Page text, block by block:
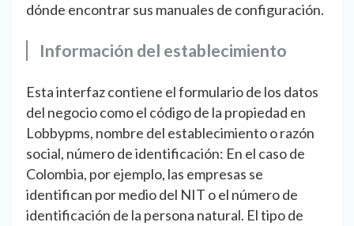
dónde encontrar sus manuales de configuración.
Información del establecimiento
Esta interfaz contiene el formulario de los datos
del negocio como el código de la propiedad en
Lobbypms, nombre del establecimiento o razón
social, número de identificación: En el caso de
Colombia, por ejemplo, las empresas se
identifican por medio del NIT o el número de
identificación de la persona natural. El tipo de